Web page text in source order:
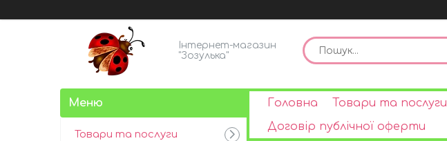
Інтернет-магазин
"Зозулька"
Головна Товари та послуги
Договір публічної оферти
Товари та послуги